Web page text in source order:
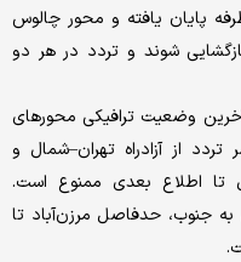
یک‌طرفه پایان یافته و محور چالوس
شوند و تردد در هر دو
وضعیت ترافیکی محورهای
از آزادراه تهران–شمال و
اطلاع بعدی ممنوع است.
جنوب، حدفاصل مرزن‌آباد تا